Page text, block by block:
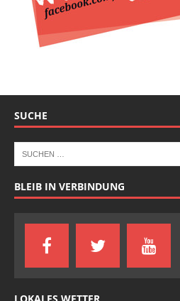
SUCHE
BLEIB IN VERBINDUNG